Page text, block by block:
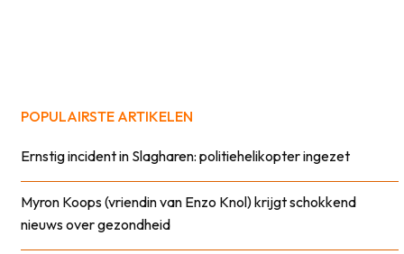
POPULAIRSTE ARTIKELEN
Ernstig incident in Slagharen: politiehelikopter ingezet
Myron Koops (vriendin van Enzo Knol) krijgt schokkend
nieuws over gezondheid